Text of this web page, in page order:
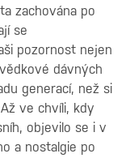
zachována po
se
pozornost nejen
dávných
generací, než si
ve chvíli, kdy
objevilo se i v
a nostalgie po